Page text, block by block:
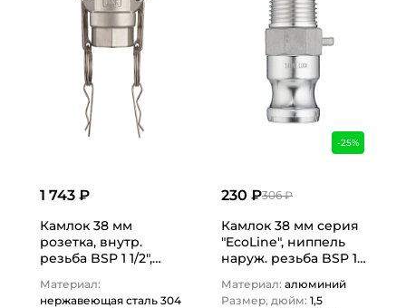
1 743 ₽
Камлок 38 мм
розетка, внутр.
резьба BSP 1 1/2",
TITAN LOCK
Материал:
нержавеющая сталь 304
-25%
306 ₽
230 ₽
Камлок 38 мм серия
"EcoLine", ниппель
наруж. резьба BSP 1
LOCK
Материал: алюминий
Размер, дюйм: 1,5